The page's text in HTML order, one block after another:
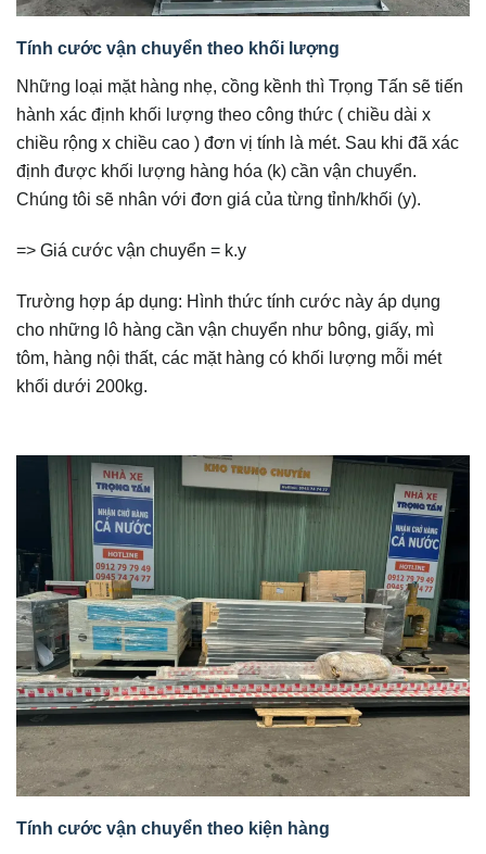
Tính cước vận chuyển theo khối lượng
Những loại mặt hàng nhẹ, cồng kềnh thì Trọng Tấn sẽ tiến
hành xác định khối lượng theo công thức ( chiều dài x
chiều rộng x chiều cao ) đơn vị tính là mét. Sau khi đã xác
định được khối lượng hàng hóa (k) cần vận chuyển.
Chúng tôi sẽ nhân với đơn giá của từng tỉnh/khối (y).
=> Giá cước vận chuyển = k.y
Trường hợp áp dụng: Hình thức tính cước này áp dụng
cho những lô hàng cần vận chuyển như bông, giấy, mì
tôm, hàng nội thất, các mặt hàng có khối lượng mỗi mét
khối dưới 200kg.
Tính cước vận chuyển theo kiện hàng